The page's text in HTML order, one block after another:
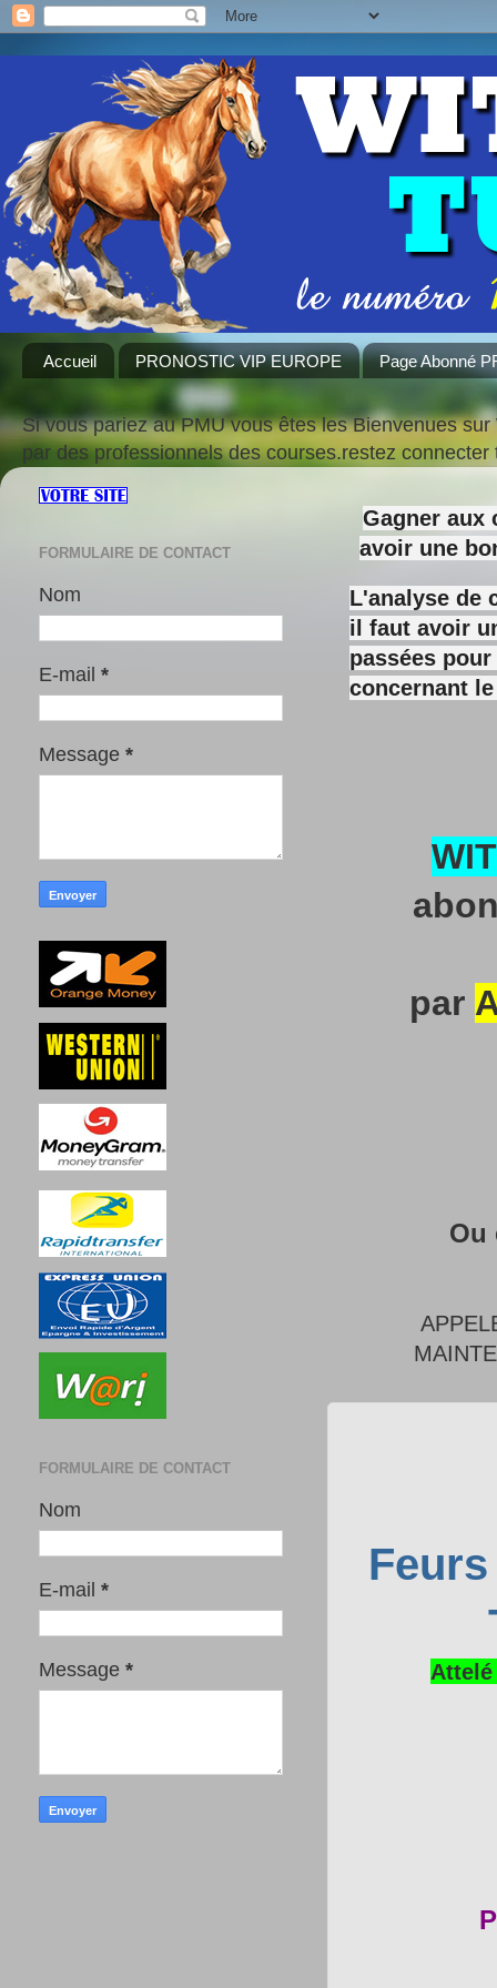
Accueil PRONOSTIC VIP EUROPE Page Abonné
Si vous pariez au PMU vous êtes les Bienvenues
par des professionnels des courses.restez
Gagner aux
avoir une
L'analyse de
il faut avoir
passées
concernant
par
Ou
Attelé
FORMULAIRE DE CONTACT
Nom
E-mail *
Message *
FORMULAIRE DE CONTACT
Nom
E-mail *
Message *